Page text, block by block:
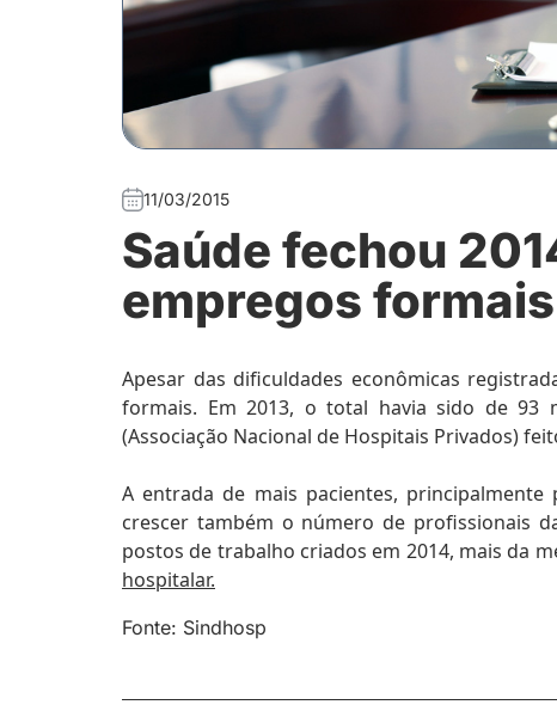
11/03/2015
Saúde fechou
empregos formais
Apesar das dificuldades econômicas
formais. Em 2013, o total havia sido de 93
(Associação Nacional de Hospitais Privados)
A entrada de mais pacientes,
crescer também o número de profissionais
postos de trabalho criados em 2014, mais da
hospitalar.
Fonte: Sindhosp